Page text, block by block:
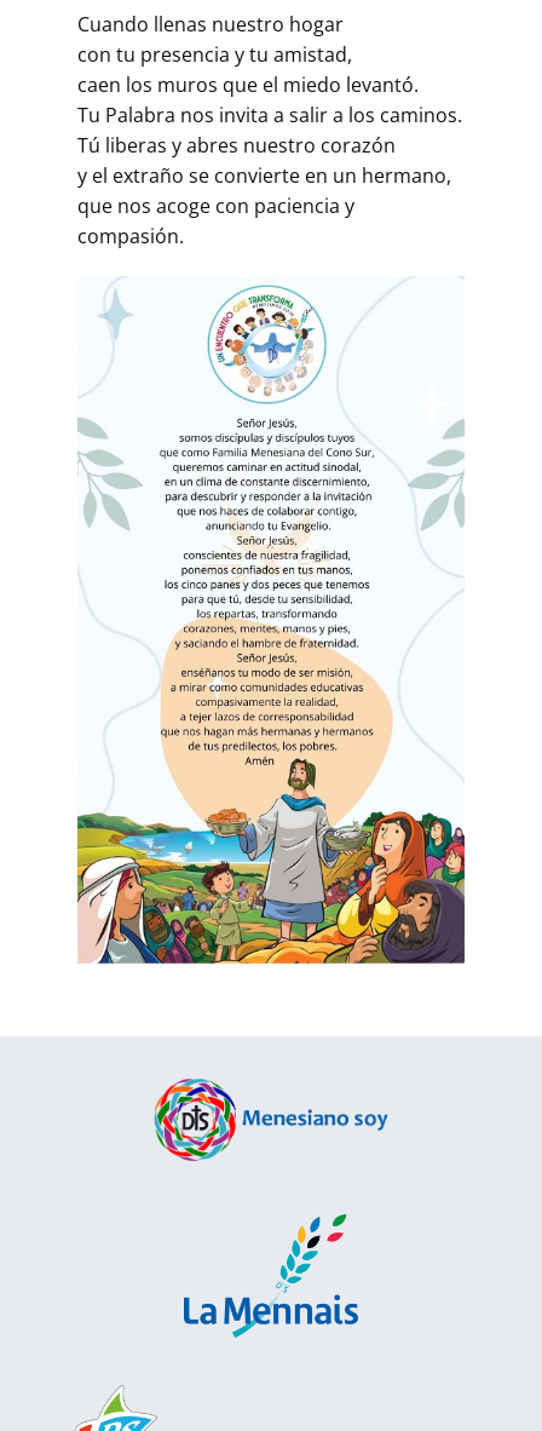
Cuando llenas nuestro hogar
con tu presencia y tu amistad,
caen los muros que el miedo levantó.
Tu Palabra nos invita a salir a los caminos.
Tú liberas y abres nuestro corazón
y el extraño se convierte en un hermano,
que nos acoge con paciencia y
compasión.